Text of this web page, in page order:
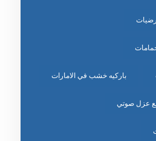
باركيه خشب في الامارات
عزل صوتي